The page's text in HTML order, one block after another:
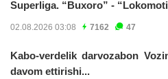
Superliga. “Buxoro” -
02.08.2026 03:08 7162 47
Kabo-verdelik darvozabon
davom ettirishi...